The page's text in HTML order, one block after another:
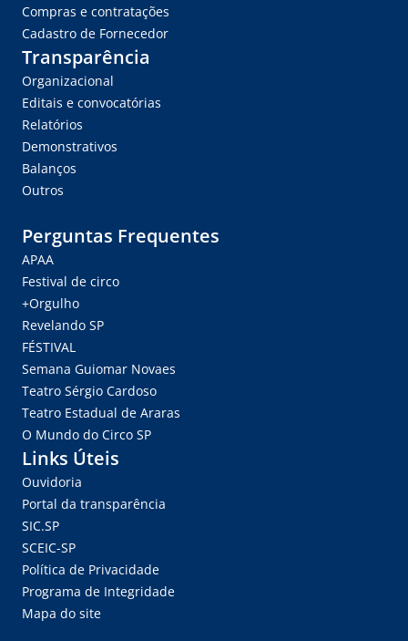
Compras e contratações
Cadastro de Fornecedor
Transparência
Organizacional
Editais e convocatórias
Relatórios
Demonstrativos
Balanços
Outros
Perguntas Frequentes
APAA
Festival de circo
+Orgulho
Revelando SP
FÉSTIVAL
Semana Guiomar Novaes
Teatro Sérgio Cardoso
Teatro Estadual de Araras
O Mundo do Circo SP
Links Úteis
Ouvidoria
Portal da transparência
SIC.SP
SCEIC-SP
Política de Privacidade
Programa de Integridade
Mapa do site